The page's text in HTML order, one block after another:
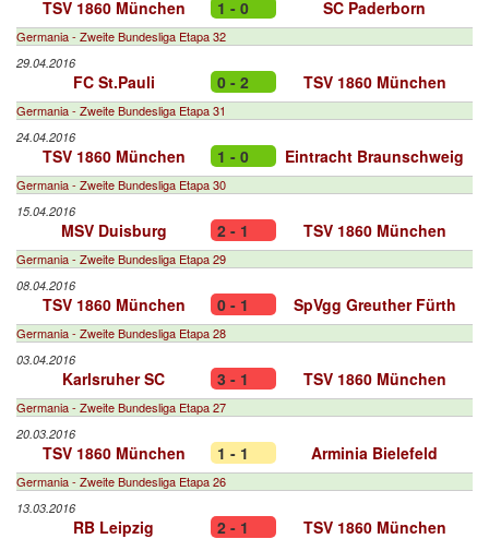
TSV 1860 München 1 - 0 SC Paderborn
Germania - Zweite Bundesliga Etapa 32
29.04.2016
FC St.Pauli 0 - 2 TSV 1860 München
Germania - Zweite Bundesliga Etapa 31
24.04.2016
TSV 1860 München 1 - 0 Eintracht Braunschweig
Germania - Zweite Bundesliga Etapa 30
15.04.2016
MSV Duisburg 2 - 1 TSV 1860 München
Germania - Zweite Bundesliga Etapa 29
08.04.2016
TSV 1860 München 0 - 1 SpVgg Greuther Fürth
Germania - Zweite Bundesliga Etapa 28
03.04.2016
Karlsruher SC 3 - 1 TSV 1860 München
Germania - Zweite Bundesliga Etapa 27
20.03.2016
TSV 1860 München 1 - 1 Arminia Bielefeld
Germania - Zweite Bundesliga Etapa 26
13.03.2016
RB Leipzig 2 - 1 TSV 1860 München